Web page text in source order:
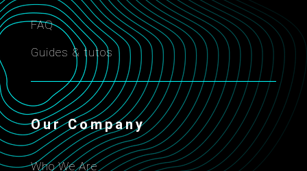
FAQ
Guides & tutos
Our Company
Who We Are